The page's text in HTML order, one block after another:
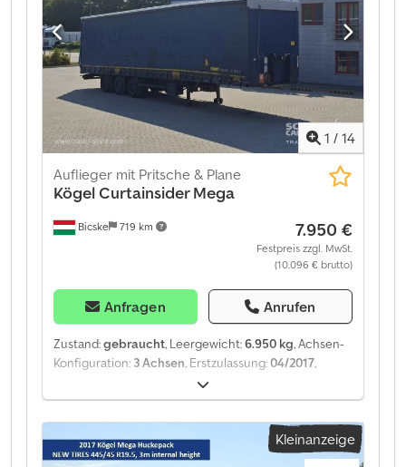
1 / 14
Bicske 719 km
Auflieger mit Pritsche & Plane
KögelCurtainsider Mega
7.950 €
Festpreis zzgl. MwSt.
(10.096 € brutto)
Anfragen Anrufen
Zustand:gebraucht, Leergewicht:6.950 kg, Achsen-
Konfiguration: 3 Achsen , Erstzulassung:04/2017
, Leergewicht: 6950 kg. Auf unserer
Website finden Sie eine Übersicht aller verfügbaren
Fahrzeuge. Benötigen Sie eine Finanzierung? Wir
bieten individuelle Finanzierungslösungen,
Komplettserviceverträge und Telematik-
Kleinanzeige